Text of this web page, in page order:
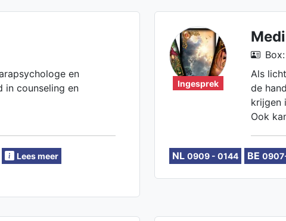
en
in counseling en
Lees meer
Ingesprek
Als
de
krijgen
Ook
NL 0909 - 0144 BE